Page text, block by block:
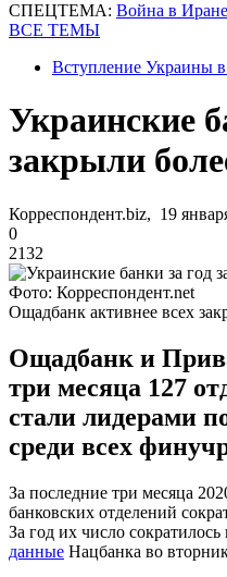
СПЕЦТЕМА: Война в Иране
ВСЕ ТЕМЫ
Вступление Украины
Украинские
закрыли
Корреспондент.biz, 19
0
2132
Фото: Корреспондент.net
Ощадбанк активнее всех
Ощадбанк и
три месяца 127
стали лидерами
среди всех
За последние три месяца
банковских отделений
За год их число
данные Нацбанка во